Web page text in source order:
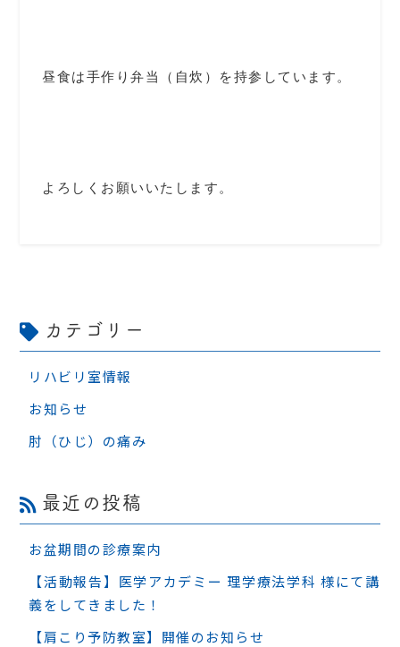
昼食は手作り弁当（自炊）を持参しています。
よろしくお願いいたします。
カテゴリー
リハビリ室情報
お知らせ
肘（ひじ）の痛み
最近の投稿
お盆期間の診療案内
【活動報告】医学アカデミー 理学療法学科 様にて講
義をしてきました！
【肩こり予防教室】開催のお知らせ